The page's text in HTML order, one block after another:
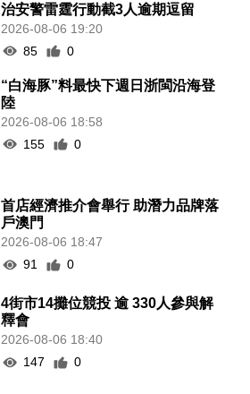
治安警雷霆行動截3人逾期逗留
2026-08-06 19:20
85
0
“白海豚”料最快下週日浙閩沿海登
陸
2026-08-06 18:58
155
0
首店經濟推介會舉行 助潛力品牌落
戶澳門
2026-08-06 18:47
91
0
4街市14攤位競投 逾 330人參與解
釋會
2026-08-06 18:40
147
0